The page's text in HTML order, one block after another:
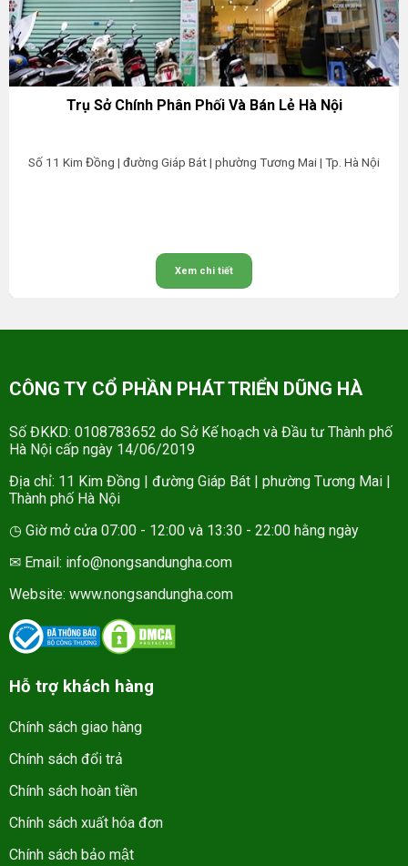
Trụ Sở Chính Phân Phối Và Bán Lẻ Hà Nội
Số 11 Kim Đồng | đường Giáp Bát | phường Tương Mai | Tp. Hà Nội
Xem chi tiết
CÔNG TY CỔ PHẦN PHÁT TRIỂN DŨNG HÀ
Số ĐKKD: 0108783652 do Sở Kế hoạch và Đầu tư Thành phố
Hà Nội cấp ngày 14/06/2019
Địa chỉ: 11 Kim Đồng | đường Giáp Bát | phường Tương Mai |
Thành phố Hà Nội
◷ Giờ mở cửa 07:00 - 12:00 và 13:30 - 22:00 hằng ngày
✉ Email: info@nongsandungha.com
Website: www.nongsandungha.com
Hỗ trợ khách hàng
Chính sách giao hàng
Chính sách đổi trả
Chính sách hoàn tiền
Chính sách xuất hóa đơn
Chính sách bảo mật